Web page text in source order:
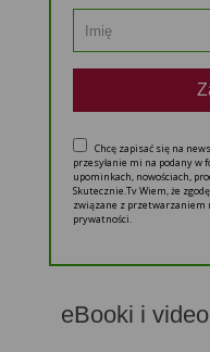
Chcę zapisać się na
przesyłanie mi na podany
upominkach, nowościach,
Skutecznie.Tv Wiem, że
związane z przetwarzaniem
prywatności.
eBooki i